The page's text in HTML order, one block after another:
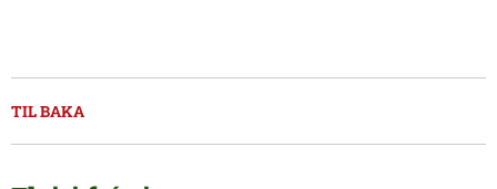
TIL BAKA